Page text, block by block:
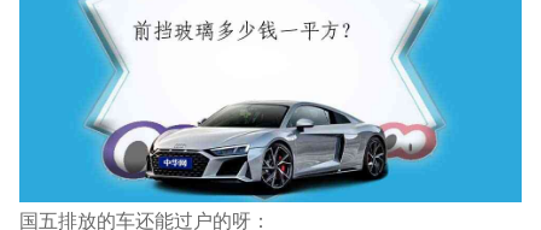
国五排放的车还能过户的呀：